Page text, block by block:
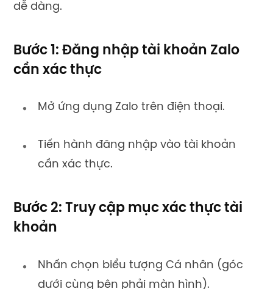
dễ dàng.
Bước 1: Đăng nhập tài khoản Zalo
cần xác thực
Mở ứng dụng Zalo trên điện thoại.
Tiến hành đăng nhập vào tài khoản
cần xác thực.
Bước 2: Truy cập mục xác thực tài
khoản
Nhấn chọn biểu tượng Cá nhân (góc
dưới cùng bên phải màn hình).